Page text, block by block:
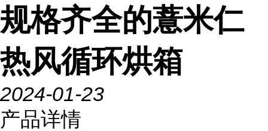
规格齐全的薏米仁
热风循环烘箱
2024-01-23
产品详情